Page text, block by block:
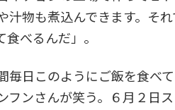
汁物も煮込んできます。そ
食べるんだ」。
毎日このようにご飯を食べ
フンさんが笑う。６月２日